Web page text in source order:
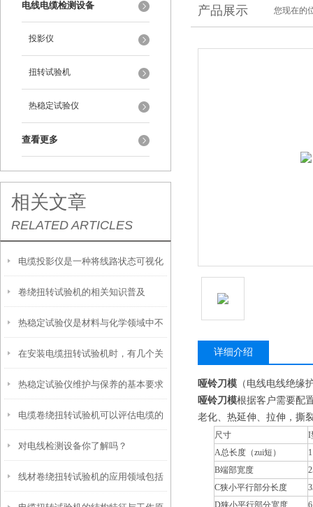
电线电缆检测设备
投影仪
扭转试验机
热稳定试验仪
查看更多
相关文章
RELATED ARTICLES
电缆投影仪是一种将线路状态可视化
的检测工具
卷绕扭转试验机的相关知识普及
热稳定试验仪是材料与化学领域中不
可少的工具
在安装电缆扭转试验机时，有几个关
键事项不能忽视
热稳定试验仪维护与保养的基本要求
电缆卷绕扭转试验机可以评估电缆的
耐扭转性能
对电线检测设备你了解吗？
线材卷绕扭转试验机的应用领域包括
产品展示 您现在的
详细介绍
哑铃刀模 （电线电线绝缘
哑铃刀模根据客户需要配
老化、热延伸、拉伸，撕
尺寸 I
A总长度（zui短）
B端部宽度
C狭小平行部分长度
D狭小平行部分宽度